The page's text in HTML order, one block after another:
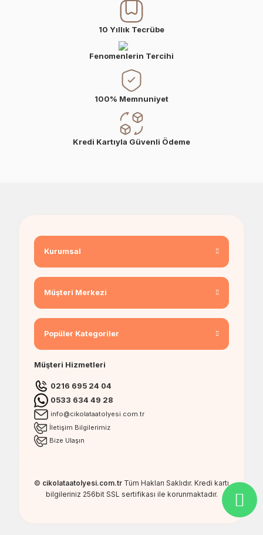
10 Yıllık Tecrübe
Fenomenlerin Tercihi
100% Memnuniyet
Kredi Kartıyla Güvenli Ödeme
Kurumsal
Müşteri Merkezi
Popüler Kategoriler
Müşteri Hizmetleri
0216 695 24 04
0533 634 49 28
info@cikolataatolyesi.com.tr
İletişim Bilgilerimiz
Bize Ulaşın
© cikolataatolyesi.com.tr Tüm Hakları Saklıdır. Kredi kartı
bilgileriniz 256bit SSL sertifikası ile korunmaktadır.